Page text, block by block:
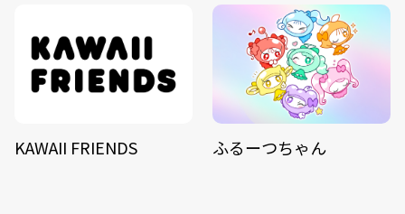
KAWAII FRIENDS ふるーつちゃん